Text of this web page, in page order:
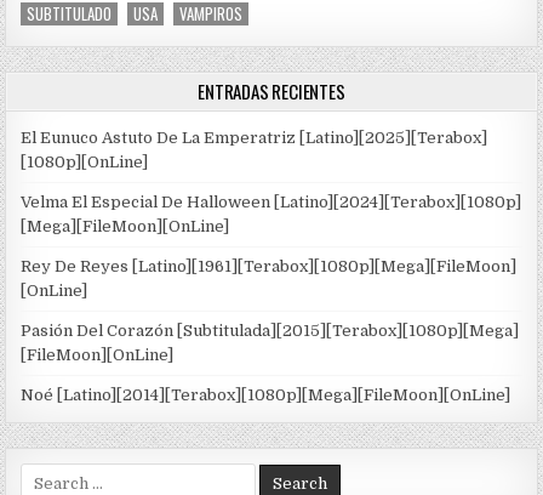
SUBTITULADO
USA VAMPIROS
ENTRADAS RECIENTES
El Eunuco Astuto De La Emperatriz [Latino][2025][Terabox]
[1080p][OnLine]
Velma El Especial De Halloween [Latino][2024][Terabox][1080p]
[Mega][FileMoon][OnLine]
Rey De Reyes [Latino][1961][Terabox][1080p][Mega][FileMoon]
[OnLine]
Pasión Del Corazón [Subtitulada][2015][Terabox][1080p][Mega]
[FileMoon][OnLine]
Noé [Latino][2014][Terabox][1080p][Mega][FileMoon][OnLine]
Search for: